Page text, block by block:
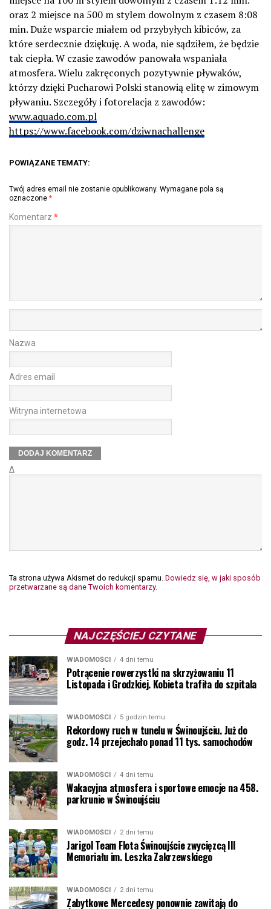
oraz 2 miejsce na 500 m stylem dowolnym z czasem 8:08
min. Duże wsparcie miałem od przybyłych kibiców, za
które serdecznie dziękuję. A woda, nie sądziłem, że będzie
tak ciepła. W czasie zawodów panowała wspaniała
atmosfera. Wielu zakręconych pozytywnie pływaków,
którzy dzięki Pucharowi Polski stanowią elitę w zimowym
pływaniu. Szczegóły i fotorelacja z zawodów:
www.aquado.com.pl
https://www.facebook.com/dziwnachallenge
POWIĄZANE TEMATY:
Twój adres email nie zostanie opublikowany. Wymagane pola są
oznaczone *
Komentarz *
Nazwa
Adres email
Witryna internetowa
Δ
Ta strona używa Akismet do redukcji spamu. Dowiedz się, w jaki sposób
przetwarzane są dane Twoich komentarzy.
NAJCZĘŚCIEJ CZYTANE
WIADOMOŚCI 4 dni temu
Potrącenie rowerzystki na skrzyżowaniu 11
Listopada i Grodzkiej. Kobieta trafiła do szpitala
WIADOMOŚCI 5 godzin temu
Rekordowy ruch w tunelu w Świnoujściu. Już do
godz. 14 przejechało ponad 11 tys. samochodów
WIADOMOŚCI 4 dni temu
Wakacyjna atmosfera i sportowe emocje na 458.
parkrunie w Świnoujściu
WIADOMOŚCI 2 dni temu
Jarigol Team Flota Świnoujście zwycięzcą III
Memoriału im. Leszka Zakrzewskiego
WIADOMOŚCI 2 dni temu
Zabytkowe Mercedesy ponownie zawitają do